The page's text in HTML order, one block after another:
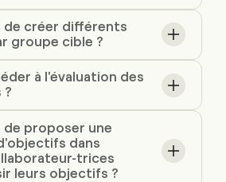
de créer différents
groupe cible ?
à l'évaluation des
?
de proposer une
dans
trices
leurs objectifs ?